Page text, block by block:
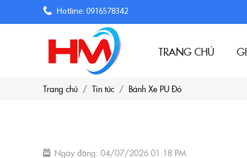
Hotline: 0916578342
TRANG CHỦ
Trang chủ Tin tức Bánh Xe PU Đỏ
Ngày đăng: 04/07/2026 01:18 PM